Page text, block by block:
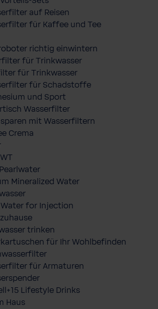
auf Reisen
für Kaffee und Tee
richtig einwintern
für Trinkwasser
für Trinkwasser
für Schadstoffe
und Sport
Wasserfilter
sparen mit Wasserfiltern
Crema
Mineralized Water
Water for Injection
trinken
für Ihr Wohlbefinden
für Armaturen
Lifestyle Drinks
Haus